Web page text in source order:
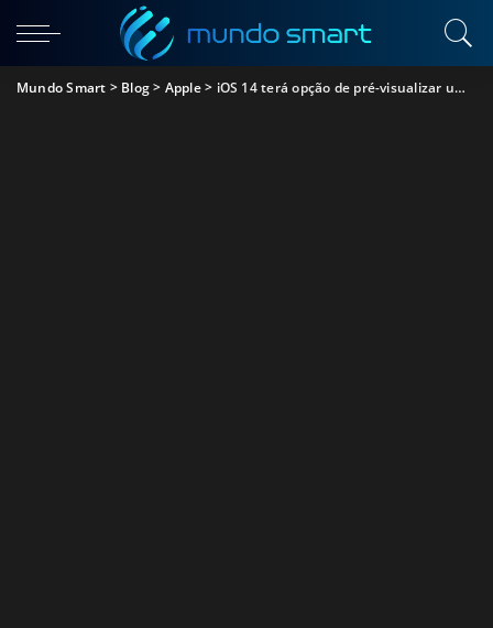
Mundo Smart > Blog> Apple> iOS 14 terá opção de pré-visualizar uma aplicação antes de a instalar